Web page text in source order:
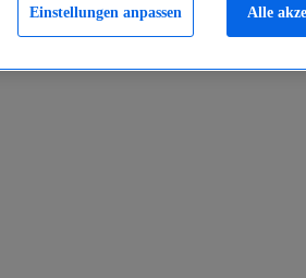
Einstellungen anpassen Alle